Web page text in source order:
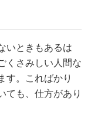
いときもあるは
くさみしい人間な
。こればかり
ても、仕方があり